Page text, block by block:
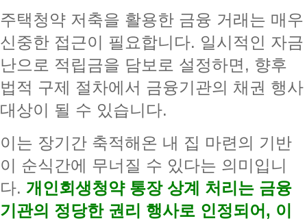
주택청약 저축을 활용한 금융 거래는 매우
신중한 접근이 필요합니다. 일시적인 자금
난으로 적립금을 담보로 설정하면, 향후
법적 구제 절차에서 금융기관의 채권 행사
대상이 될 수 있습니다.
이는 장기간 축적해온 내 집 마련의 기반
이 순식간에 무너질 수 있다는 의미입니
다. 개인회생청약 통장 상계 처리는 금융
기관의 정당한 권리 행사로 인정되어, 이